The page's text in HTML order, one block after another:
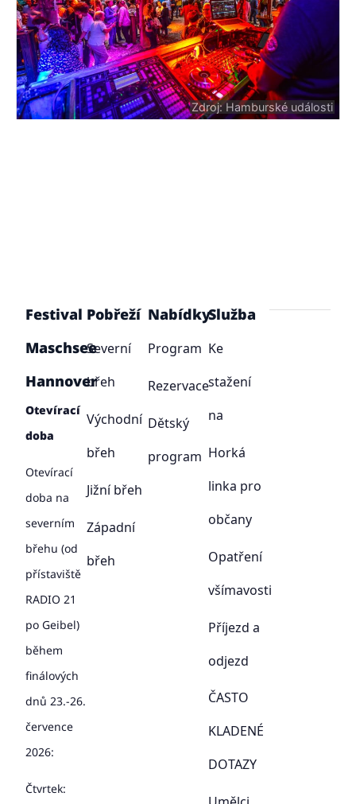
Zdroj: Hamburské události
Festival
Maschsee
Hannover
Otevírací
doba
Otevírací
doba na
severním
břehu (od
přístaviště
RADIO 21
po Geibel)
během
finálových
dnů 23.-26.
července
2026:
Čtvrtek:
Pobřeží
Severní
břeh
Východní
břeh
Jižní břeh
Západní
břeh
Nabídky
Program
Rezervace
Dětský
program
Služba
Ke
stažení
na
Horká
linka pro
občany
Opatření
všímavosti
Příjezd a
odjezd
ČASTO
KLADENÉ
DOTAZY